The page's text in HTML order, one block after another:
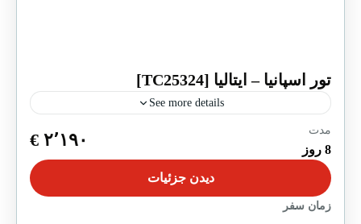
تور اسپانیا – ایتالیا [TC25324]
See more details
پایان یافته
سفری که از خیابان‌های پرشور بارسلون آغاز می‌شود و
در دل رم افسانه‌ای به اوج می‌رسد. این تور برای
مسافرانی طراحی شده که می‌خواهند اروپا...
مدت ۲٬۱۹۰ €
دیدن جزئیات
زمان سفر